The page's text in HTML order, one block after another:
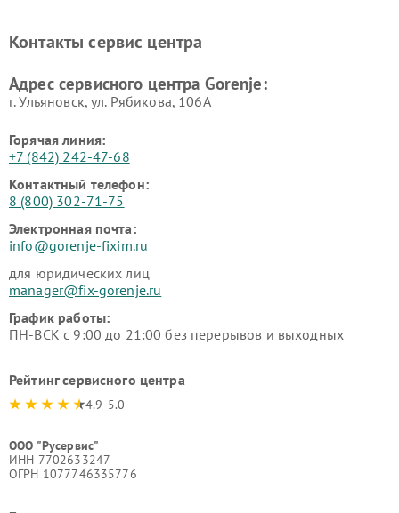
Контакты сервис центра
Адрес сервисного центра Gorenje:
г. Ульяновск, ул. Рябикова, 106А
Горячая линия:
+7 (842) 242-47-68
Контактный телефон:
8 (800) 302-71-75
Электронная почта:
info@gorenje-fixim.ru
для юридических лиц
manager@fix-gorenje.ru
График работы:
ПН-ВСК с 9:00 до 21:00 без перерывов и выходных
Рейтинг сервисного центра
4.9-5.0
ООО "Русервис"
ИНН 7702633247
ОГРН 1077746335776